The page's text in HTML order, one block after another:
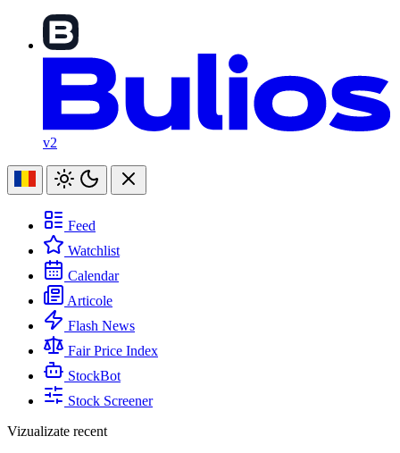
v2
Feed
Watchlist
Calendar
Articole
Flash News
Fair Price Index
StockBot
Stock Screener
Vizualizate recent